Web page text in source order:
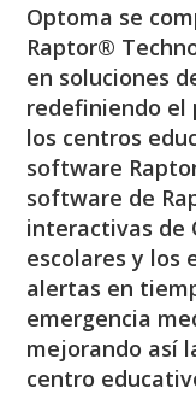
Optoma se
Raptor®
en soluciones
redefiniendo el
los centros
software
software de
interactivas de
escolares y los
alertas en
emergencia
mejorando así
centro